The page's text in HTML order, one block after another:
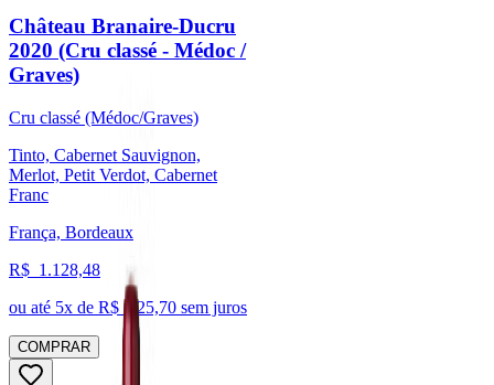
Château Branaire-Ducru
2020 (Cru classé - Médoc /
Graves)
Cru classé (Médoc/Graves)
Tinto, Cabernet Sauvignon,
Merlot, Petit Verdot, Cabernet
Franc
França, Bordeaux
R$ 1.128,48
ou até 5x de R$ 225,70 sem juros
COMPRAR